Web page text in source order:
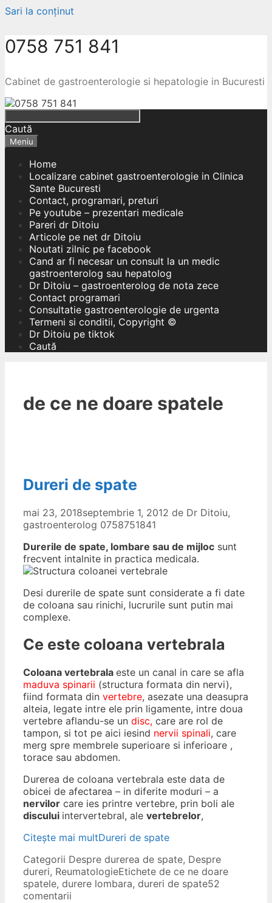
Sari la conținut
0758 751 841
Cabinet de gastroenterologie si hepatologie in Bucuresti
Caută
Meniu
Home
Localizare cabinet gastroenterologie in Clinica
Sante Bucuresti
Contact, programari, preturi
Pe youtube – prezentari medicale
Pareri dr Ditoiu
Articole pe net dr Ditoiu
Noutati zilnic pe facebook
Cand ar fi necesar un consult la un medic
gastroenterolog sau hepatolog
Dr Ditoiu – gastroenterolog de nota zece
Contact programari
Consultatie gastroenterologie de urgenta
Termeni si conditii, Copyright ©
Dr Ditoiu pe tiktok
Caută
de ce ne doare spatele
Dureri de spate
mai 23, 2018septembrie 1, 2012 de Dr Ditoiu,
gastroenterolog 0758751841
Durerile de spate, lombare sau de mijloc sunt
frecvent intalnite in practica medicala.
Desi durerile de spate sunt considerate a fi date
de coloana sau rinichi, lucrurile sunt putin mai
complexe.
Ce este coloana vertebrala
Coloana vertebrala este un canal in care se afla
maduva spinarii (structura formata din nervi),
fiind formata din vertebre, asezate una deasupra
alteia, legate intre ele prin ligamente, intre doua
vertebre aflandu-se un disc, care are rol de
tampon, si tot pe aici iesind nervii spinali, care
merg spre membrele superioare si inferioare ,
torace sau abdomen.
Durerea de coloana vertebrala este data de
obicei de afectarea – in diferite moduri – a
nervilor care ies printre vertebre, prin boli ale
discului intervertebral, ale vertebrelor,
Citește mai multDureri de spate
Categorii Despre durerea de spate, Despre
dureri, ReumatologieEtichete de ce ne doare
spatele, durere lombara, dureri de spate52
comentarii